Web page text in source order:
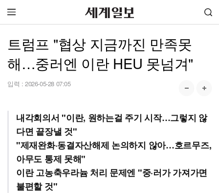
트럼프 "협상 지금까진 만족못
해…중러엔 이란 HEU 못넘겨"
입력 : 2026-05-28 07:05
내각회의서 "이란, 원하는걸 주기 시작…그렇지 않
다면 끝장낼 것"
"제재완화·동결자산해제 논의하지 않아…호르무즈,
아무도 통제 못해"
이란 고농축우라늄 처리 문제엔 "중·러가 가져가면
불편할 것"